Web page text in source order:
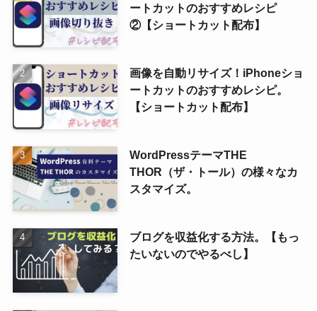
ートカットのおすすめレシピ
②【ショートカット配布】
画像を自動リサイズ！iPhoneショ
ートカットのおすすめレシピ。
【ショートカット配布】
WordPressテーマTHE
THOR（ザ・トール）の様々なカ
スタマイズ。
ブログを収益化する方法。【もっ
たいないのでやるべし】